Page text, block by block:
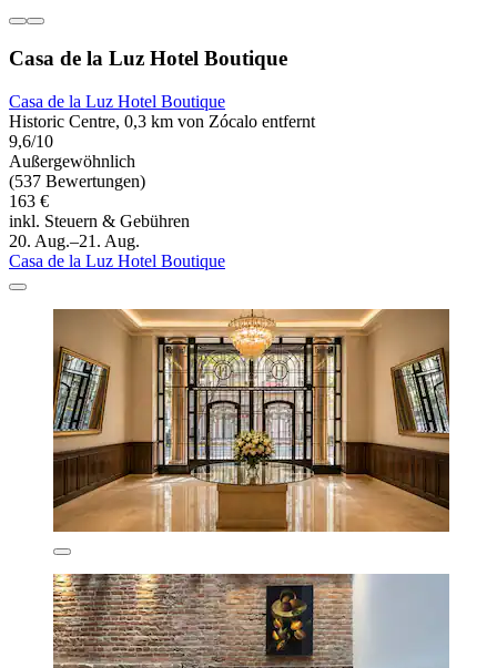
Casa de la Luz Hotel Boutique
Casa de la Luz Hotel Boutique
Historic Centre, 0,3 km von Zócalo entfernt
9,6/10
Außergewöhnlich
(537 Bewertungen)
163 €
inkl. Steuern & Gebühren
20. Aug.–21. Aug.
Casa de la Luz Hotel Boutique